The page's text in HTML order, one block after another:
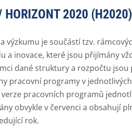
HORIZONT 2020 (H2020)
výzkumu je součástí tzv.
a inovace, které jsou přijímány
dané struktury a rozpočtu jsou
pracovní programy v
pracovních programů
obvykle v červenci a obsahují
rok.